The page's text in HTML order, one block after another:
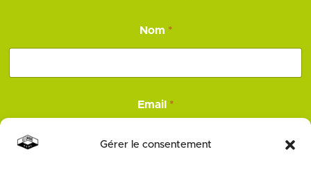
Gérer le consentement
Nom *
E
m
i
Email *